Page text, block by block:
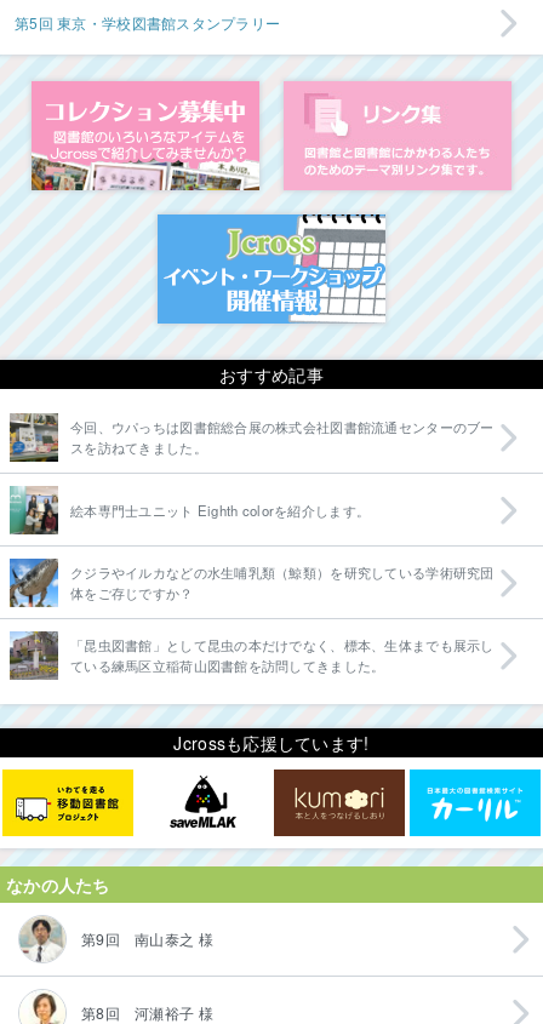
第5回 東京・学校図書館スタンプラリー
コレクション募集中
イベント・ワーク
おすすめ記事
今回、ウパっちは図書館総合展の株式会社図書館流通センターのブー
スを訪ねてきました。
絵本専門士ユニット Eighth colorを紹介します。
クジラやイルカなどの水生哺乳類（鯨類）を研究している学術研究団
体をご存じですか？
「昆虫図書館」として昆虫の本だけでなく、標本、生体までも展示し
ている練馬区立稲荷山図書館を訪問してきました。
Jcrossも応援しています!
なかの人たち
第9回 南山泰之 様
第8回 河瀬裕子 様